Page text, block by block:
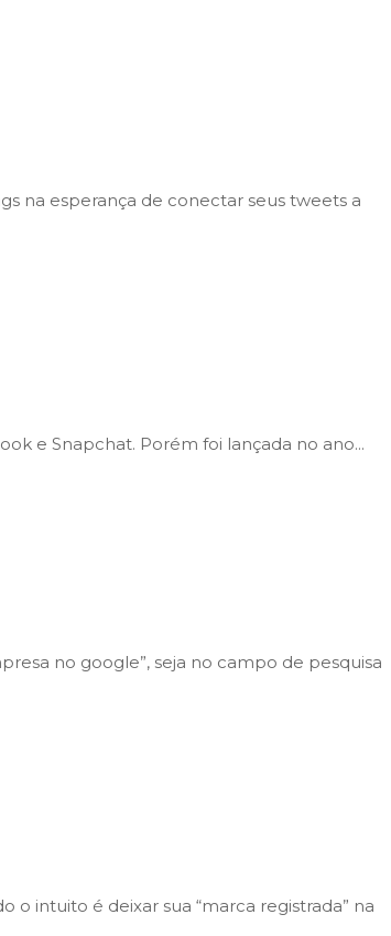
na esperança de conectar seus tweets a
e Snapchat. Porém foi lançada no ano...
no google”, seja no campo de pesquisa
intuito é deixar sua “marca registrada” na